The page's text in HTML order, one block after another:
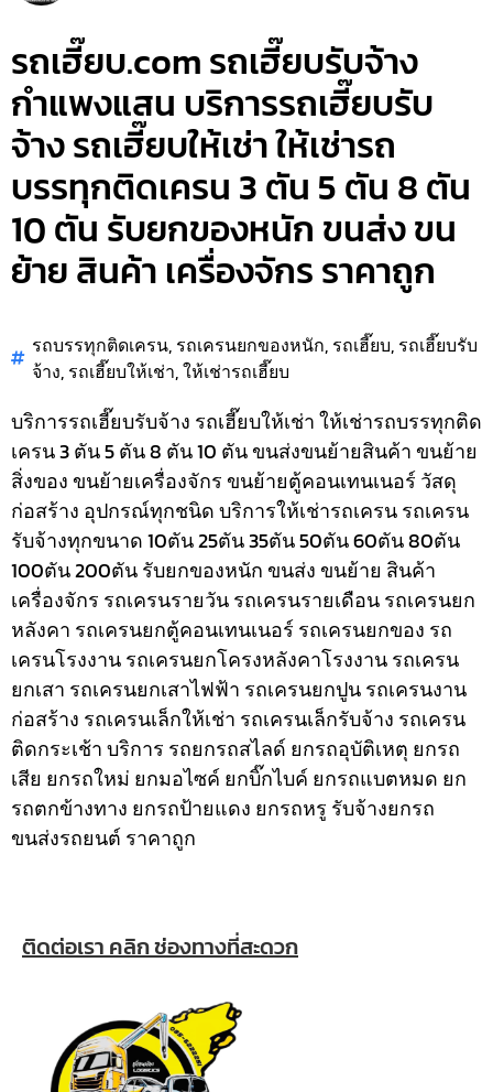
รถเฮี๊ยบ.com รถเฮี๊ยบรับจ้าง
กำแพงแสน บริการรถเฮี๊ยบรับ
จ้าง รถเฮี๊ยบให้เช่า ให้เช่ารถ
บรรทุกติดเครน 3 ตัน 5 ตัน 8 ตัน
10 ตัน รับยกของหนัก ขนส่ง ขน
ย้าย สินค้า เครื่องจักร ราคาถูก
รถบรรทุกติดเครน, รถเครนยกของหนัก, รถเฮี๊ยบ, รถเฮี๊ยบรับ
จ้าง, รถเฮี๊ยบให้เช่า,ให้เช่ารถเฮี๊ยบ
บริการรถเฮี๊ยบรับจ้าง รถเฮี๊ยบให้เช่า ให้เช่ารถบรรทุกติด
เครน 3 ตัน 5 ตัน 8 ตัน 10 ตัน ขนส่งขนย้ายสินค้า ขนย้าย
สิ่งของ ขนย้ายเครื่องจักร ขนย้ายตู้คอนเทนเนอร์ วัสดุ
ก่อสร้าง อุปกรณ์ทุกชนิดบริการให้เช่ารถเครน รถเครน
รับจ้างทุกขนาด 10ตัน 25ตัน 35ตัน 50ตัน 60ตัน 80ตัน
100ตัน 200ตัน รับยกของหนัก ขนส่ง ขนย้าย สินค้า
เครื่องจักร รถเครนรายวัน รถเครนรายเดือน รถเครนยก
หลังคา รถเครนยกตู้คอนเทนเนอร์ รถเครนยกของ รถ
เครนโรงงาน รถเครนยกโครงหลังคาโรงงาน รถเครน
ยกเสา รถเครนยกเสาไฟฟ้า รถเครนยกปูน รถเครนงาน
ก่อสร้าง รถเครนเล็กให้เช่า รถเครนเล็กรับจ้าง รถเครน
ติดกระเช้าบริการ รถยกรถสไลด์ ยกรถอุบัติเหตุ ยกรถ
เสีย ยกรถใหม่ ยกมอไซค์ ยกบิ๊กไบค์ ยกรถแบตหมด ยก
รถตกข้างทาง ยกรถป้ายแดง ยกรถหรู รับจ้างยกรถ
ขนส่งรถยนต์ ราคาถูก
ติดต่อเรา คลิก ช่องทางที่สะดวก